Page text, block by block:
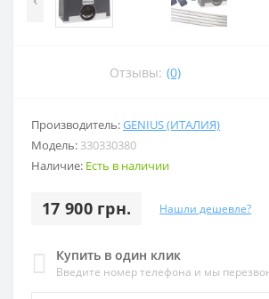
Отзывы: (0)
Производитель:GENIUS (ИТАЛИЯ)
Модель: 330330380
Наличие: Есть в наличии
17 900 грн. Нашли дешевле?
Купить в один клик
Введите номер телефона и мы